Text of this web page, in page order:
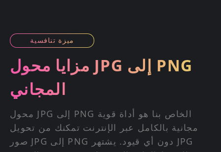
ميزة تنافسية
مزايا محول JPG إلى PNG
المجاني
محول JPG إلى PNG الخاص بنا هو أداة قوية
مجانية بالكامل عبر الإنترنت تمكنك من تحويل
صور JPG إلى PNG دون أي قيود. يشتهر JPG